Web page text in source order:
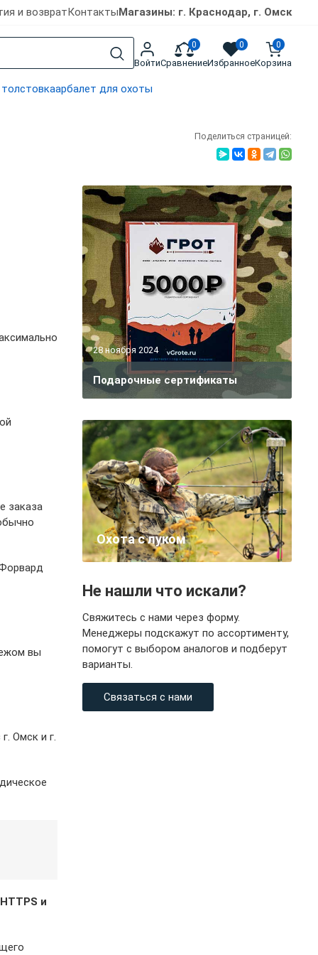
и возвратКонтактыМагазины: г. Краснодар, г. Омск
Войти
0
Сравнение
0
Избранное
0
Корзина
арбалет для охоты
Поделиться страницей:
заказа
вы
Омск и г.
и
28 ноября 2024
Подарочные сертификаты
Охота с луком
Не нашли что искали?
Свяжитесь с нами через форму.
Менеджеры подскажут по ассортименту,
помогут с выбором аналогов и подберут
варианты.
Связаться с нами